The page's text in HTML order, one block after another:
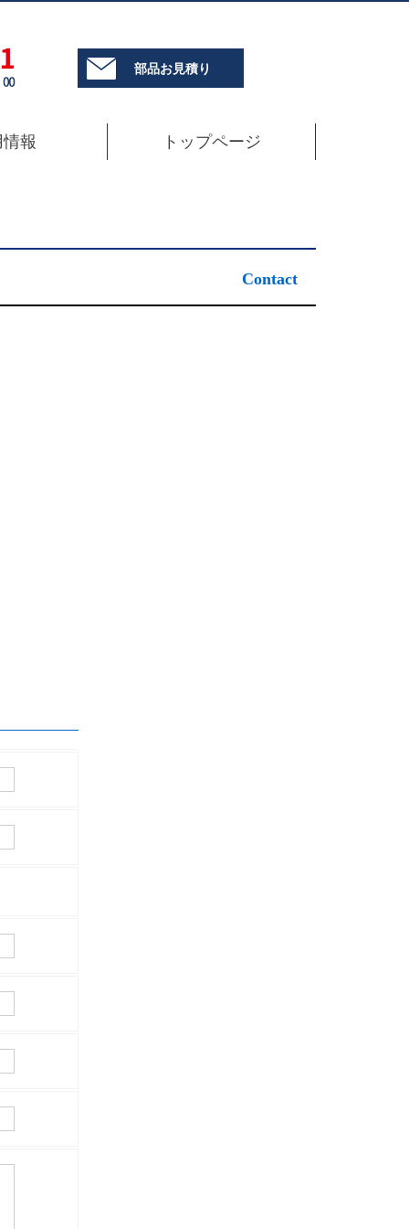
部品お見積り
報 トップページ
Contact